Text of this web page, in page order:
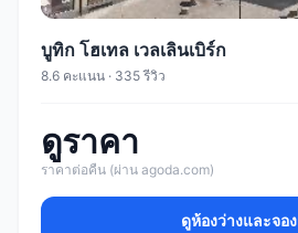
บูทิก โฮเทล เวลเลินเบิร์ก
8.6 คะแนน · 335 รีวิว
ดูราคา
ราคาต่อคืน (ผ่าน agoda.com)
ดูห้องว่างและจอง